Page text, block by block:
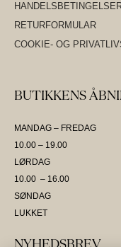
RETURFORMULAR
COOKIE- OG
BUTIKKENS
MANDAG – FREDAG
10.00 – 19.00
LØRDAG
10.00 – 16.00
SØNDAG
LUKKET